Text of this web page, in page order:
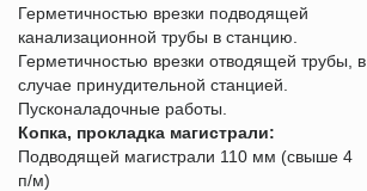
Герметичностью врезки подводящей
канализационной трубы в станцию.
Герметичностью врезки отводящей трубы, в
случае принудительной станцией.
Пусконаладочные работы.
Копка, прокладка магистрали:
Подводящей магистрали 110 мм (свыше 4
п/м)